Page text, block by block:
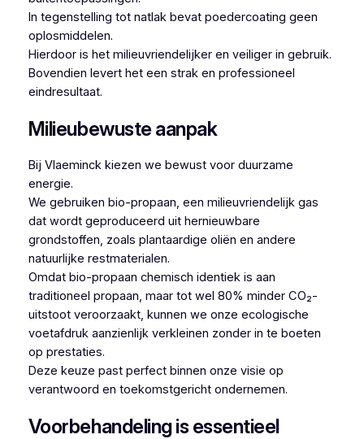
In tegenstelling tot natlak bevat poedercoating geen
oplosmiddelen.
Hierdoor is het milieuvriendelijker en veiliger in gebruik.
Bovendien levert het een strak en professioneel
eindresultaat.
Milieubewuste aanpak
Bij Vlaeminck kiezen we bewust voor duurzame
energie.
We gebruiken bio-propaan, een milieuvriendelijk gas
dat wordt geproduceerd uit hernieuwbare
grondstoffen, zoals plantaardige oliën en andere
natuurlijke restmaterialen.
Omdat bio-propaan chemisch identiek is aan
traditioneel propaan, maar tot wel 80% minder CO₂-
uitstoot veroorzaakt, kunnen we onze ecologische
voetafdruk aanzienlijk verkleinen zonder in te boeten
op prestaties.
Deze keuze past perfect binnen onze visie op
verantwoord en toekomstgericht ondernemen.
Voorbehandeling is essentieel